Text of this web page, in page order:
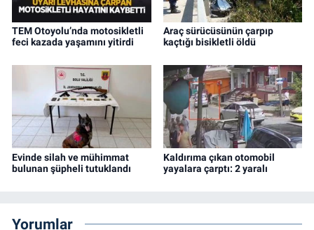
TEM Otoyolu’nda motosikletli
feci kazada yaşamını yitirdi
Araç sürücüsünün çarpıp
kaçtığı bisikletli öldü
Evinde silah ve mühimmat
bulunan şüpheli tutuklandı
Kaldırıma çıkan otomobil
yayalara çarptı: 2 yaralı
Yorumlar